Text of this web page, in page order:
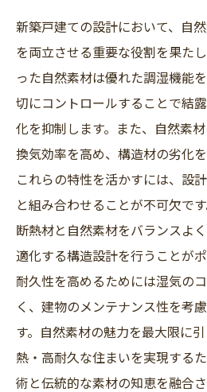
新築戸建ての設計において、自
を両立させる重要な役割を果た
った自然素材は優れた調湿機能
切にコントロールすることで結
化を抑制します。また、自然素
換気効率を高め、構造材の劣化
これらの特性を活かすには、設
と組み合わせることが不可欠で
断熱材と自然素材をバランスよ
適化する構造設計を行うことが
耐久性を高めるためには湿気の
く、建物のメンテナンス性を考
す。自然素材の魅力を最大限に
熱・高耐久な住まいを実現する
術と伝統的な素材の知恵を融合